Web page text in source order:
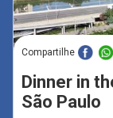
Compartilhe
Dinner in
São Paulo